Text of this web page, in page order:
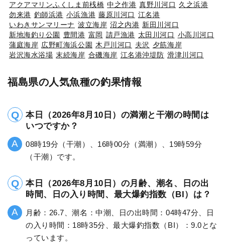
アクアマリンふくしま前桟橋 中之作港 真野川河口 久之浜港
勿来港 釣師浜港 小浜漁港 藤原川河口 江名港
いわきサンマリーナ 波立海岸 沼之内港 新田川河口
新地海釣り公園 豊間港 富岡 請戸漁港 太田川河口 小高川河口
蒲庭海岸 広野町海浜公園 木戸川河口 夫沢
夕筋海岸
岩沢海水浴場 末続海岸 合磯海岸 江名港沖堤防 滑津川河口
福島県の人気魚種の釣果情報
本日（2026年8月10日）の満潮と干潮の時間は
いつですか？
08時19分（干潮）、16時00分（満潮）、19時59分
（干潮）です。
本日（2026年8月10日）の月齢、潮名、日の出
時間、日の入り時間、最大爆釣指数（BI）は？
月齢：26.7、潮名：中潮、日の出時間：04時47分、日
の入り時間：18時35分、最大爆釣指数（BI）：9.0とな
っています。